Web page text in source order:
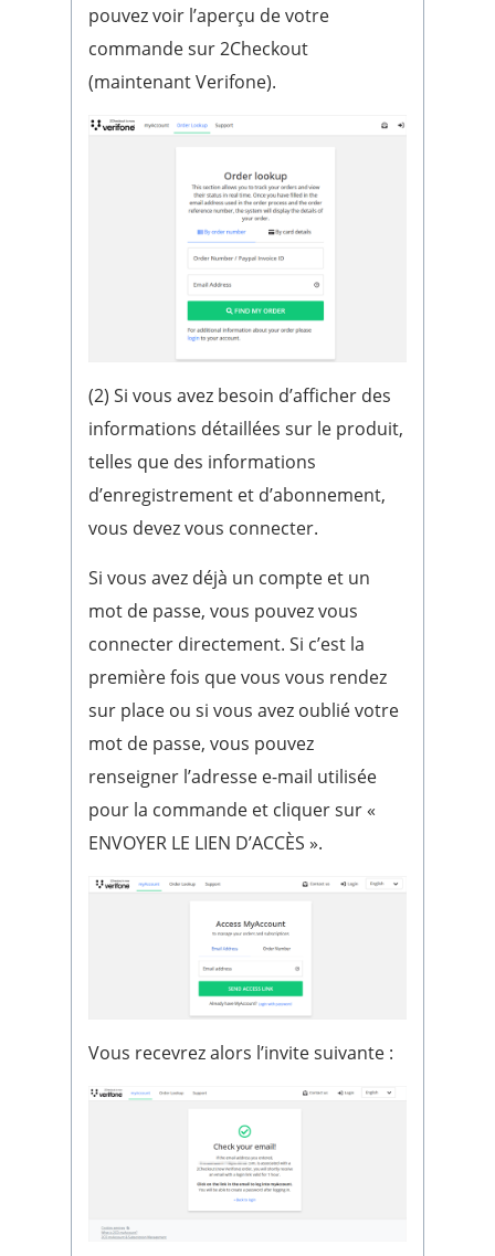
pouvez voir l’aperçu de votre
commande sur 2Checkout
(maintenant Verifone).
(2) Si vous avez besoin d’afficher des
informations détaillées sur le produit,
telles que des informations
d’enregistrement et d’abonnement,
vous devez vous connecter.
Si vous avez déjà un compte et un
mot de passe, vous pouvez vous
connecter directement. Si c’est la
première fois que vous vous rendez
sur place ou si vous avez oublié votre
mot de passe, vous pouvez
renseigner l’adresse e-mail utilisée
pour la commande et cliquer sur «
ENVOYER LE LIEN D’ACCÈS ».
Vous recevrez alors l’invite suivante :